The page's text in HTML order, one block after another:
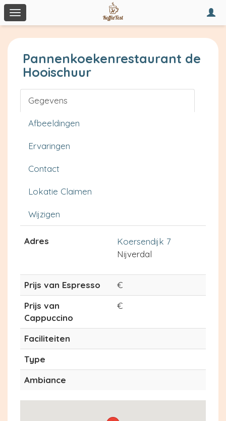
Toggle
navigation
Pannenkoekenrestaurant de
Hooischuur
Gegevens
Afbeeldingen
Ervaringen
Contact
Lokatie Claimen
Wijzigen
Adres
Koersendijk 7
Nijverdal
Prijs van Espresso
€
Prijs van
Cappuccino
€
Faciliteiten
Type
Ambiance